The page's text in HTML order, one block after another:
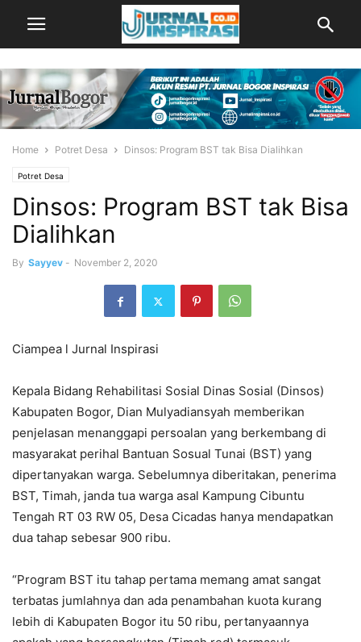
Home Potret Desa Dinsos: Program BST tak Bisa Dialihkan
Potret Desa
Dinsos: Program BST tak Bisa
Dialihkan
By Sayyev - November 2, 2020
Ciampea l Jurnal Inspirasi
Kepala Bidang Rehabilitasi Sosial Dinas Sosial (Dinsos)
Kabupaten Bogor, Dian Mulyadiansyah memberikan
penjelasan menanggapi persoalan yang berkembang di
masyarakat perihal Bantuan Sosual Tunai (BST) yang
dipertanyakan warga. Sebelumnya diberitakan, penerima
BST, Timah, janda tua warga asal Kampung Cibuntu
Tengah RT 03 RW 05, Desa Cicadas hanya mendapatkan
dua tahap sebesar 900 ribu.
“Program BST itu tahap pertama memang amat sangat
terbatas jumlahnya dan ada penambahan kuota kurang
lebih di Kabupaten Bogor itu 50 ribu, pertanyaannya